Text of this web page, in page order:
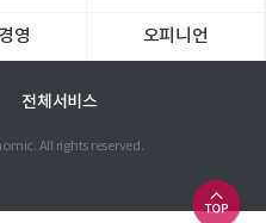
영 오피니언
전체서비스
All rights reserved.